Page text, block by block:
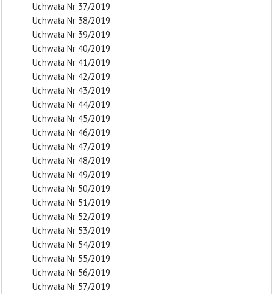
Uchwała Nr 37/2019
Uchwała Nr 38/2019
Uchwała Nr 39/2019
Uchwała Nr 40/2019
Uchwała Nr 41/2019
Uchwała Nr 42/2019
Uchwała Nr 43/2019
Uchwała Nr 44/2019
Uchwała Nr 45/2019
Uchwała Nr 46/2019
Uchwała Nr 47/2019
Uchwała Nr 48/2019
Uchwała Nr 49/2019
Uchwała Nr 50/2019
Uchwała Nr 51/2019
Uchwała Nr 52/2019
Uchwała Nr 53/2019
Uchwała Nr 54/2019
Uchwała Nr 55/2019
Uchwała Nr 56/2019
Uchwała Nr 57/2019